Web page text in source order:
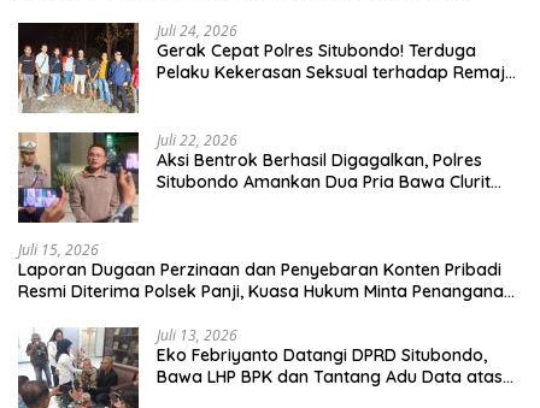
Juli 24, 2026
Gerak Cepat Polres Situbondo! Terduga
Pelaku Kekerasan Seksual terhadap Remaja
Juli 22, 2026
Aksi Bentrok Berhasil Digagalkan, Polres
Situbondo Amankan Dua Pria Bawa Clurit
Juli 15, 2026
Laporan Dugaan Perzinaan dan Penyebaran Konten Pribadi
Resmi Diterima Polsek Panji, Kuasa Hukum Minta Penanganan
Juli 13, 2026
Eko Febriyanto Datangi DPRD Situbondo,
Bawa LHP BPK dan Tantang Adu Data atas